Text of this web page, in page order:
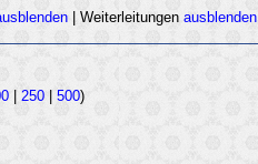
| Weiterleitungen ausblenden
250 |500)